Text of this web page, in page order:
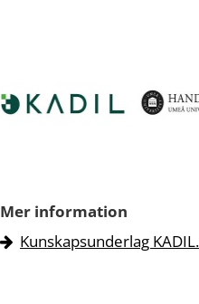
Mer information
Kunskapsunderlag